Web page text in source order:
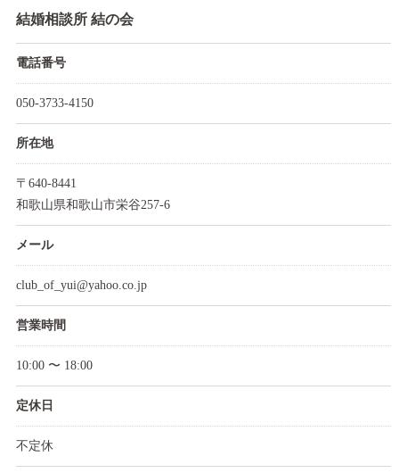
結婚相談所 結の会
電話番号
050-3733-4150
所在地
〒640-8441
和歌山県和歌山市栄谷257-6
メール
club_of_yui@yahoo.co.jp
営業時間
10:00 〜 18:00
定休日
不定休